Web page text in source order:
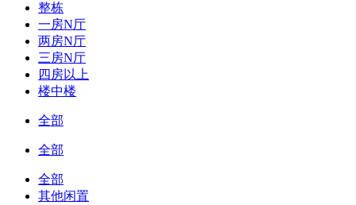
整栋
一房N厅
两房N厅
三房N厅
四房以上
楼中楼
全部
全部
全部
其他闲置